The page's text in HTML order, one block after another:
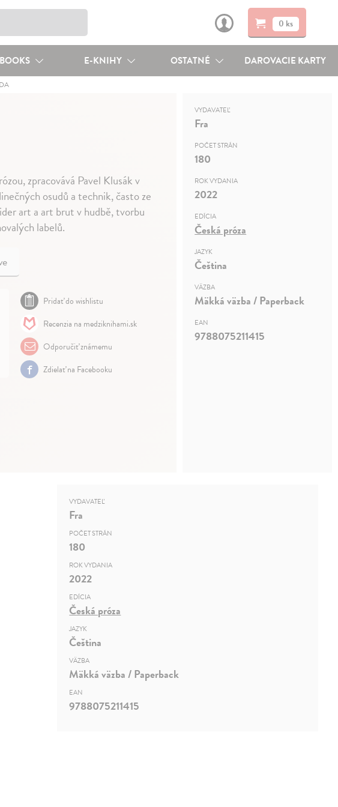
0 ks
BOOKS E-KNIHY OSTATNÉ DAROVACIE KARTY
zpracovává Pavel Klusák v
osudů a technik, často ze
art a art brut v hudbě, tvorbu
labelů.
Pridať do wishlistu
Recenzia na medziknihami.sk
Odporučiť známemu
Zdielať na Facebooku
VYDAVATEĽ
Fra
POČET STRÁN
180
ROK VYDANIA
2022
EDÍCIA
Česká próza
JAZYK
Čeština
VÄZBA
Mäkká väzba / Paperback
EAN
9788075211415
VYDAVATEĽ
Fra
POČET STRÁN
180
ROK VYDANIA
2022
EDÍCIA
Česká próza
JAZYK
Čeština
VÄZBA
Mäkká väzba / Paperback
EAN
9788075211415